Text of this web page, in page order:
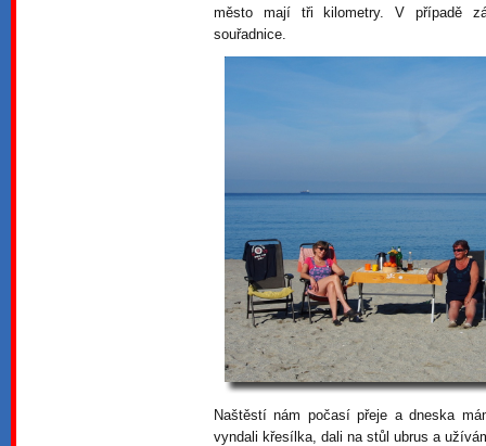
město mají tři kilometry. V případě
souřadnice.
Naštěstí nám počasí přeje a dneska
vyndali křesílka, dali na stůl ubrus a